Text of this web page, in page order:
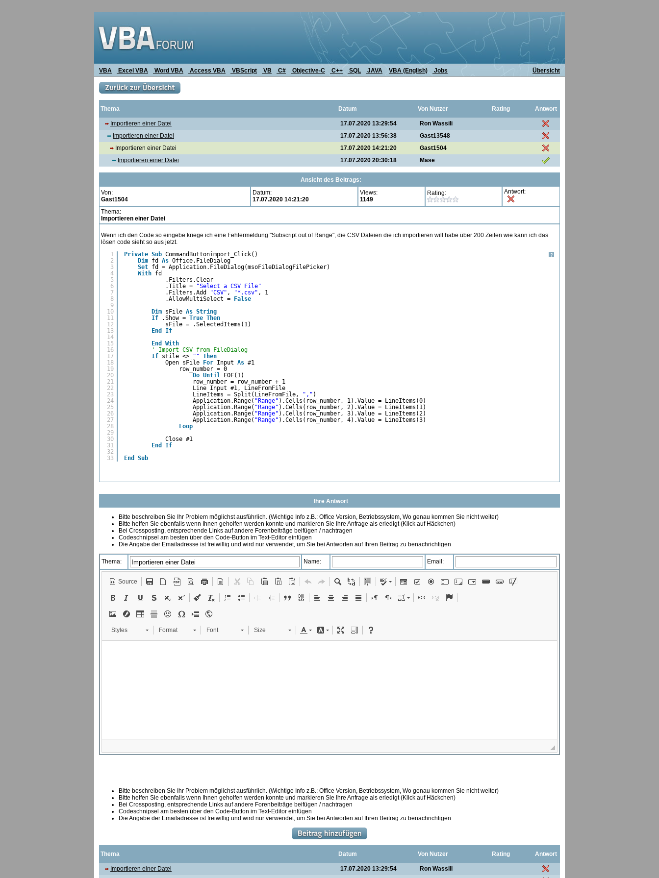
VBA Excel VBA Word VBA Access VBA VBScript VB C# Objective-C C++ SQL JAVA VBA (English) Jobs Übersicht
Thema Datum Von Nutzer Rating Antwort
Importieren einer Datei 17.07.2020 13:29:54
Ron Wassili
Importieren einer Datei
17.07.2020 13:56:38
Gast13548
Importieren einer Datei
17.07.2020 14:21:20
Gast1504
Importieren einer Datei
17.07.2020 20:30:18 Mase
Ansicht des Beitrags:
Von:
Gast1504
Datum:
17.07.2020 14:21:20
Views:
1149
Rating: Antwort:
Thema:
Importieren einer Datei
Wenn ich den Code so eingebe kriege ich eine Fehlermeldung "Subscript out of Range", die CSV Dateien die ich importieren will habe über 200 Zeilen wie kann ich das
lösen code sieht so aus jetzt.
?
1
2
3
4
5
6
7
8
9
10
11
12
13
14
15
16
17
18
19
20
21
22
23
24
25
26
27
28
29
30
31
32
33
Private Sub CommandButtonimport_Click()
Dim fd As Office.FileDialog
Set fd = Application.FileDialog(msoFileDialogFilePicker)
With fd
.Filters.Clear
.Title =
"Select a CSV File"
.Filters.Add
"CSV" , "*.csv" , 1
.AllowMultiSelect =
False
Dim sFile As String
If
.Show = True Then
sFile = .SelectedItems(1)
End
If
End
With
' Import CSV from FileDialog
If sFile <> "" Then
Open sFile
For Input As #1
row_number = 0
Do Until
EOF(1)
row_number = row_number + 1
Line Input #1, LineFromFile
LineItems = Split(LineFromFile,
"," )
Application.Range( "Range" ).Cells(row_number, 1).Value = LineItems(0)
Application.Range( "Range" ).Cells(row_number, 2).Value = LineItems(1)
Application.Range( "Range" ).Cells(row_number, 3).Value = LineItems(2)
Application.Range( "Range" ).Cells(row_number, 4).Value = LineItems(3)
Loop
Close #1
End
If
End
Sub
Ihre Antwort
Bitte beschreiben Sie Ihr Problem möglichst ausführlich. (Wichtige Info z.B.: Office Version, Betriebssystem, Wo genau kommen Sie nicht weiter)
Bitte helfen Sie ebenfalls wenn Ihnen geholfen werden konnte und markieren Sie Ihre Anfrage als erledigt (Klick auf Häckchen)
Bei Crossposting, entsprechende Links auf andere Forenbeiträge beifügen / nachtragen
Codeschnipsel am besten über den Code-Button im Text-Editor einfügen
Die Angabe der Emailadresse ist freiwillig und wird nur verwendet, um Sie bei Antworten auf Ihren Beitrag zu benachrichtigen
Thema: Name: Email:
Source
Styles Format Font Size
Bitte beschreiben Sie Ihr Problem möglichst ausführlich. (Wichtige Info z.B.: Office Version, Betriebssystem, Wo genau kommen Sie nicht weiter)
Bitte helfen Sie ebenfalls wenn Ihnen geholfen werden konnte und markieren Sie Ihre Anfrage als erledigt (Klick auf Häckchen)
Bei Crossposting, entsprechende Links auf andere Forenbeiträge beifügen / nachtragen
Codeschnipsel am besten über den Code-Button im Text-Editor einfügen
Die Angabe der Emailadresse ist freiwillig und wird nur verwendet, um Sie bei Antworten auf Ihren Beitrag zu benachrichtigen
Thema Datum Von Nutzer Rating Antwort
Importieren einer Datei 17.07.2020 13:29:54
Ron Wassili